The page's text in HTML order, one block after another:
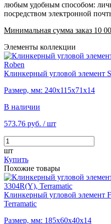
любым удобным способом:
посредством электронной
Минимальная сумма заказ 10
Элементы коллекции
Клинкерный угловой элемент
Размер, мм: 240х115х71х14
В наличии
573.76 руб. / шт
шт
Купить
Похожие товары
Клинкерный угловой элемент
Terramatic
Размер, мм: 185х60х40х14